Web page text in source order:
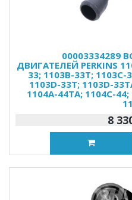
00003334289
ДВИГАТЕЛЕЙ PERKINS
33; 1103B-33T; 1103C-
1103D-33T; 1103D-
1104A-44TA; 1104C-
8